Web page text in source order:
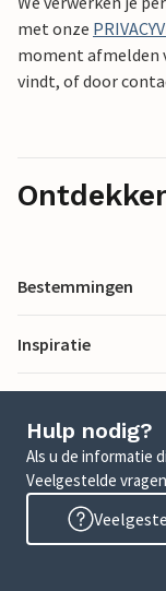
met onze
moment afmelden
vindt, of door
Bestemmingen
Inspiratie
Hulp nodig?
Als u de informatie
Veelgestelde